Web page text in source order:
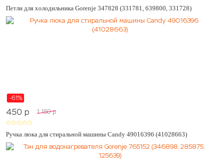
Петли для холодильника Gorenje 347828 (331781, 639800, 331728)
-61%
450 p 1 150 p
Ручка люка для стиральной машины Candy 49016396 (41028663)